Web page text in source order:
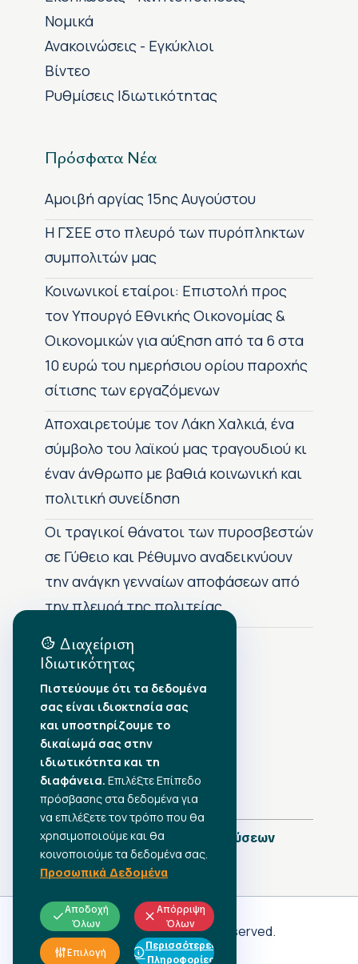
Νομικά
Ανακοινώσεις - Εγκύκλιοι
Βίντεο
Ρυθμίσεις Ιδιωτικότητας
Πρόσφατα Νέα
Αμοιβή αργίας 15ης Αυγούστου
H ΓΣΕΕ στο πλευρό των πυρόπληκτων
συμπολιτών μας
Κοινωνικοί εταίροι: Επιστολή προς
τον Υπουργό Εθνικής Οικονομίας &
Οικονομικών για αύξηση από τα 6 στα
10 ευρώ του ημερήσιου ορίου παροχής
σίτισης των εργαζόμενων
Αποχαιρετούμε τον Λάκη Χαλκιά, ένα
σύμβολο του λαϊκού μας τραγουδιού κι
έναν άνθρωπο με βαθιά κοινωνική και
πολιτική συνείδηση
Οι τραγικοί θάνατοι των πυροσβεστών
σε Γύθειο και Ρέθυμνο αναδεικνύουν
την ανάγκη γενναίων αποφάσεων από
την πλευρά της πολιτείας
Αρχείο Δημοσιεύσεων
•Αύγουστος 2026
•Ιούλιος 2026
•Ιούνιος 2026
•Μάιος 2026
•Απρίλιος 2026
•Μάρτιος 2026
Πλήρες Ημερολόγιο Δημοσιεύσεων
Γ.Σ.Ε.Ε
© 2026 All rights reserved.
ΠΡΟΣΩΠΙΚΑ ΔΕΔΟΜΕΝΑ
Διαχείριση
Ιδιωτικότητας
Πιστεύουμε ότι τα δεδομένα
σας είναι ιδιοκτησία σας
και υποστηρίζουμε το
δικαίωμά σας στην
ιδιωτικότητα και τη
διαφάνεια. Επιλέξτε Επίπεδο
πρόσβασης στα δεδομένα για
να επιλέξετε τον τρόπο που θα
χρησιμοποιούμε και θα
κοινοποιούμε τα δεδομένα σας.
Προσωπικά Δεδομένα
Αποδοχή
Όλων
Απόρριψη
Όλων
Επιλογή
Περισσότερες
Πληροφορίες